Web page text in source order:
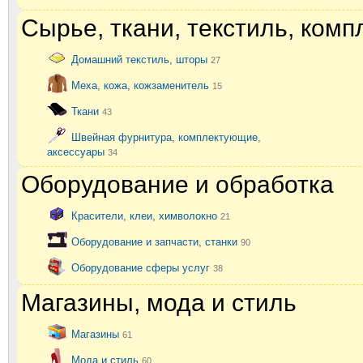
Сырье, ткани, текстиль,
Домашний текстиль, шторы 27
Меха, кожа, кожзаменитель 15
Ткани 43
Швейная фурнитура, комплектующие,
аксессуары 34
Оборудование и обработка
Красители, клеи, химволокно 21
Оборудование и запчасти, станки 90
Оборудование сферы услуг 38
Магазины, мода и стиль
Магазины 61
Мода и стиль 60